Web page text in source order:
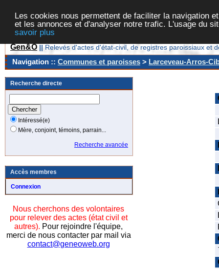
Les cookies nous permettent de faciliter la navigation
et les annonces et d'analyser notre trafic. L'usage du
savoir plus
Gen&O || Relevés d'actes d'état-civil, de registres paroissiaux et
Navigation :: Communes et paroisses > Larceveau-Arros-
Recherche directe
Intéressé(e)
Mère, conjoint, témoins, parrain...
Recherche avancée
Accès membres
Connexion
Nous cherchons des volontaires
pour relever des actes (état civil et
autres). Pour rejoindre l'équipe,
merci de nous contacter par mail via
contact@geneoweb.org